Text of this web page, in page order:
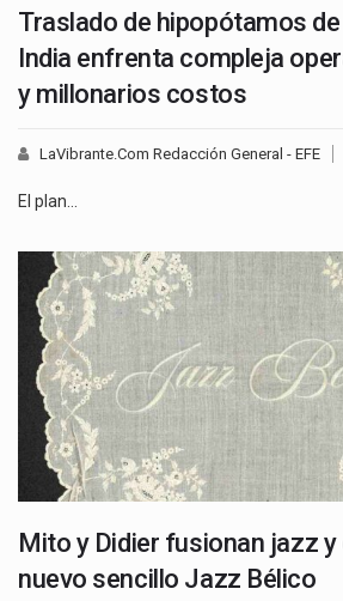
Traslado de hipopótamos
India enfrenta compleja
y millonarios costos
LaVibrante.Com Redacción General - EFE
El plan…
Mito y Didier fusionan jazz
nuevo sencillo Jazz Bélico